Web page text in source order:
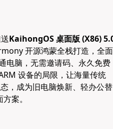
KaihongOS 桌面版 (X86)
开源鸿蒙全栈打造，全面
电脑，无需邀请码、永久免费
设备的局限，让海量传统
，成为旧电脑焕新、轻办公替
案。